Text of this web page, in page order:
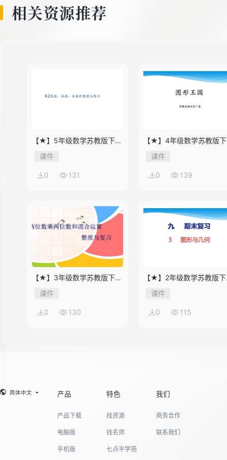
相关资源推荐
【★】5年级数学苏教版下册
课件第8单元《单元复习》
课件
0 131
【★】4年级数学苏教版
课件第9单元《单元复习》
课件
0 139
【★】3年级数学苏教版下册
课件第10单元《单元复习》
课件
0 130
【★】2年级数学苏教版
课件第9单元《期末复习》
课件
0 115
简体中文 产品
产品下载
电脑版
手机版
特色
找资源
找名师
七点半学苑
我们
商务合作
联系我们